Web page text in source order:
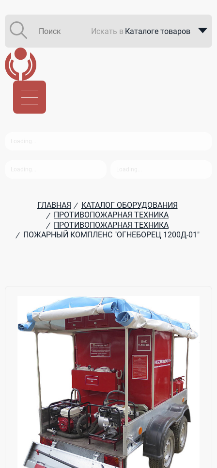
Искать в Каталоге товаров
ГЛАВНАЯ / КАТАЛОГ ОБОРУДОВАНИЯ
/ ПРОТИВОПОЖАРНАЯ ТЕХНИКА
/ ПРОТИВОПОЖАРНАЯ ТЕХНИКА
/ ПОЖАРНЫЙ КОМПЛЕНС "ОГНЕБОРЕЦ 1200Д-01"